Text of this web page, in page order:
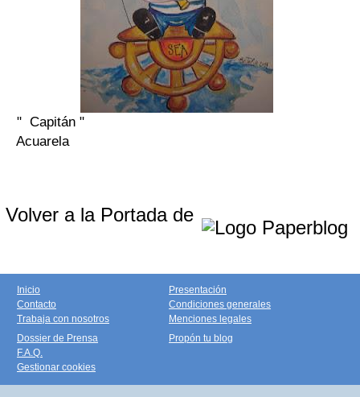
" Capitán "
Acuarela
Volver a la Portada de
Inicio
Contacto
Trabaja con nosotros
Presentación
Condiciones generales
Menciones legales
Dossier de Prensa
F.A.Q.
Gestionar cookies
Propón tu blog